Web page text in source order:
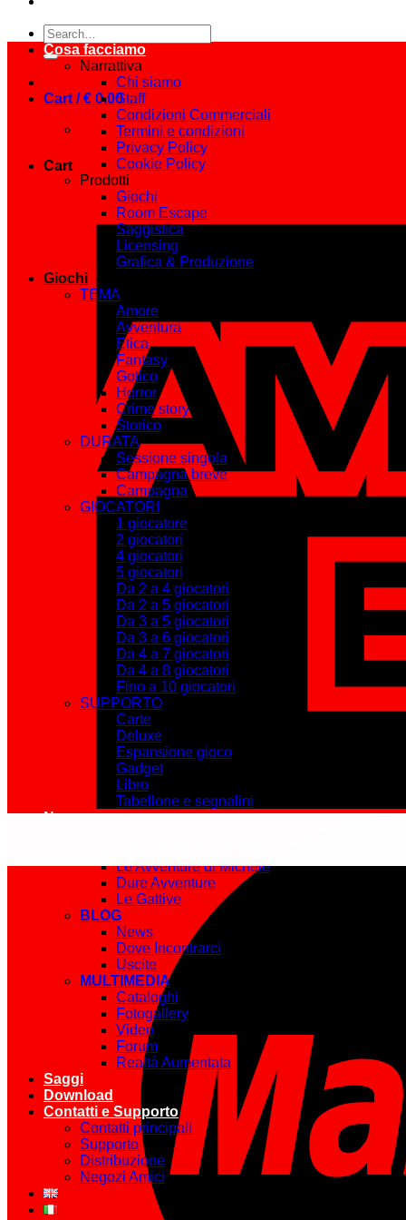
Search
for:
Cart /€ 0.00
Cart
Cosa facciamo
Narrattiva
Chi siamo
Staff
Condizioni Commerciali
Termini e condizioni
Privacy Policy
Cookie Policy
Prodotti
Giochi
Room Escape
Saggistica
Licensing
Grafica & Produzione
Giochi
TEMA
Amore
Avventura
Etica
Fantasy
Gotico
Horror
Crime story
Storico
DURATA
Sessione singola
Campagna breve
Campagna
GIOCATORI
1 giocatore
2 giocatori
4 giocatori
5 giocatori
Da 2 a 4 giocatori
Da 2 a 5 giocatori
Da 3 a 5 giocatori
Da 3 a 6 giocatori
Da 4 a 7 giocatori
Da 4 a 8 giocatori
Fino a 10 giocatori
SUPPORTO
Carte
Deluxe
Espansione gioco
Gadget
Libro
Tabellone e segnalini
News
Le Avventure di Michele
Dure Avventure
Le Gattive
BLOG
News
Dove Incontrarci
Uscite
MULTIMEDIA
Cataloghi
Fotogallery
Video
Forum
Realtà Aumentata
Saggi
Download
Contatti e Supporto
Contatti principali
Supporto
Distribuzione
Negozi Amici